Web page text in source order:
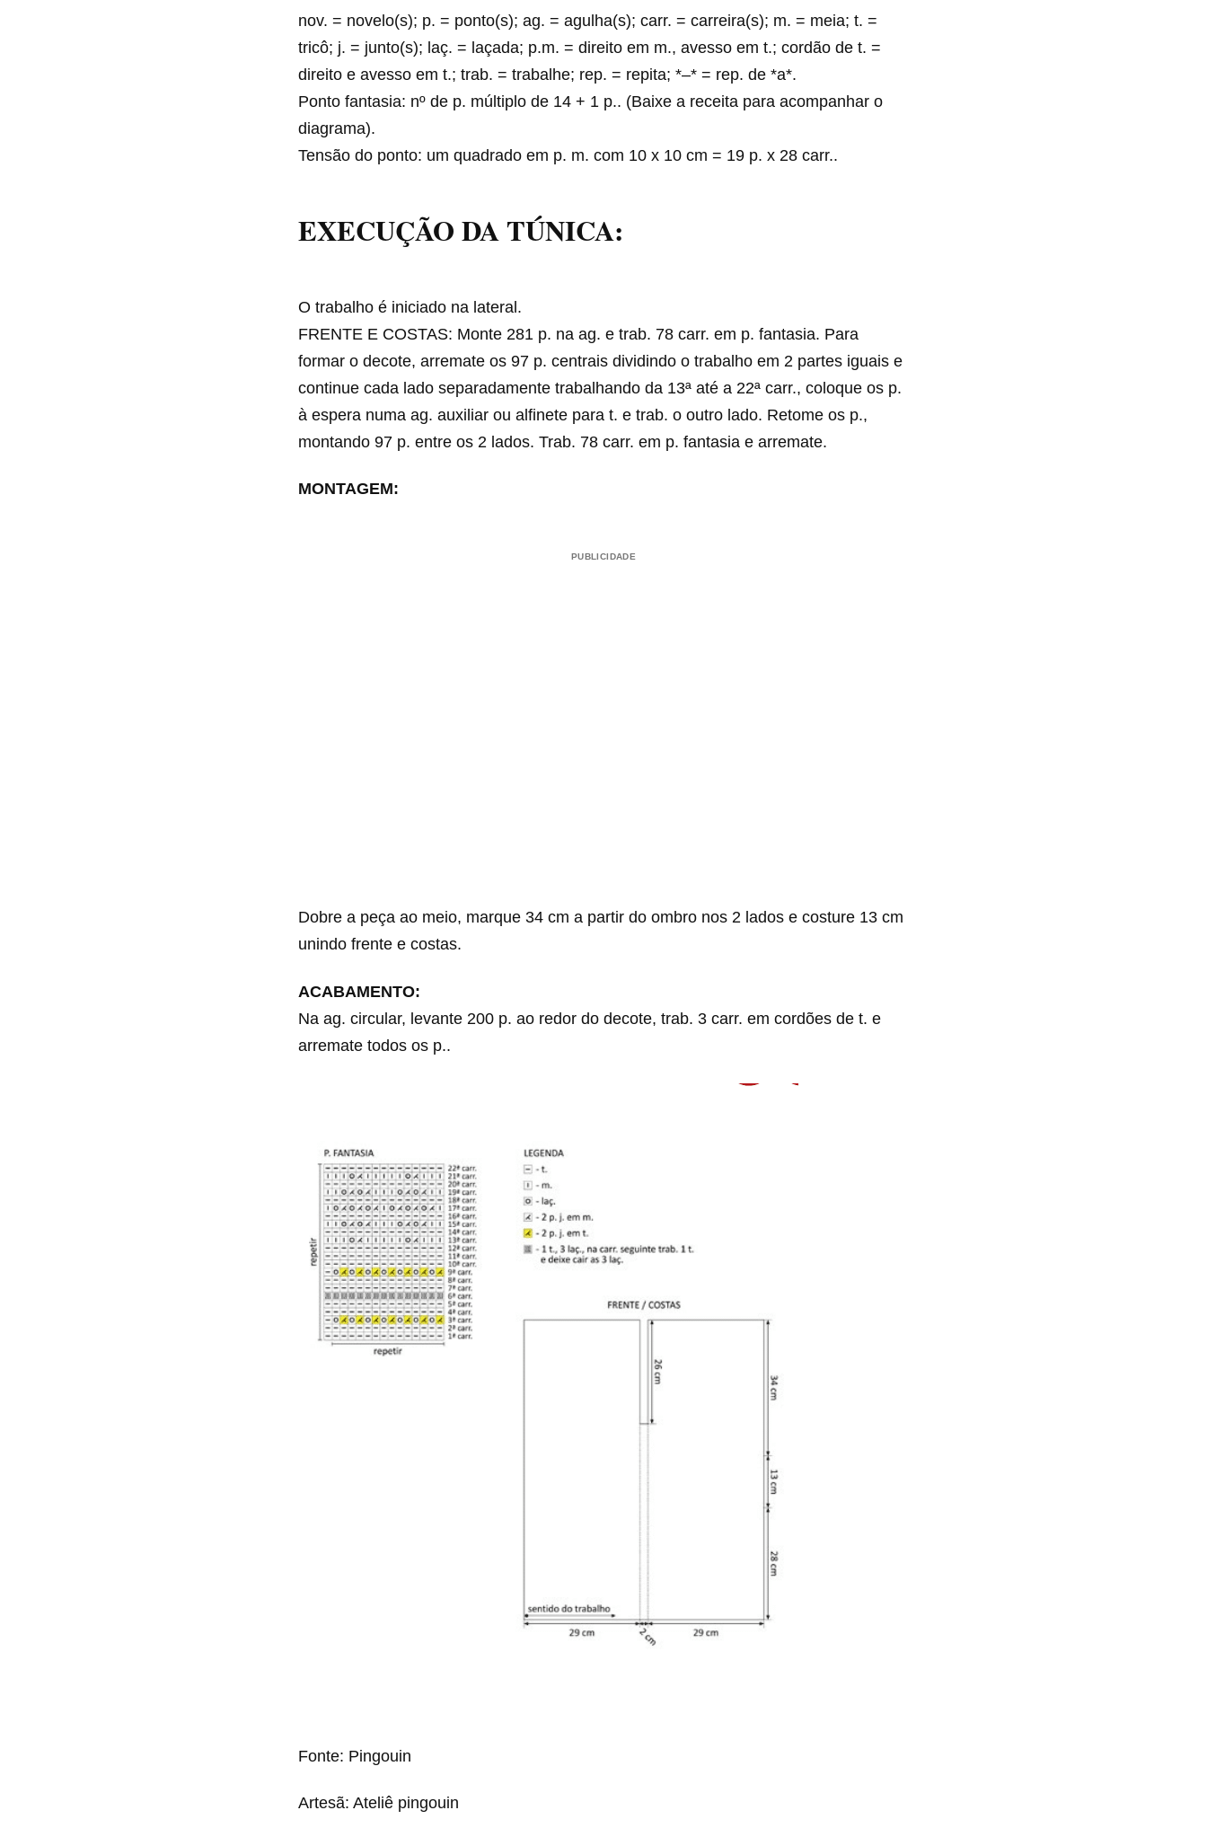
nov. = novelo(s); p. = ponto(s); ag. = agulha(s); carr. = carreira(s); m. = meia; t. =
tricô; j. = junto(s); laç. = laçada; p.m. = direito em m., avesso em t.; cordão de t. =
direito e avesso em t.; trab. = trabalhe; rep. = repita; *–* = rep. de *a*.
Ponto fantasia: nº de p. múltiplo de 14 + 1 p.. (Baixe a receita para acompanhar o
diagrama).
Tensão do ponto: um quadrado em p. m. com 10 x 10 cm = 19 p. x 28 carr..
EXECUÇÃODA TÚNICA:
O trabalho é iniciado na lateral.
FRENTE E COSTAS: Monte 281 p. na ag. e trab. 78 carr. em p. fantasia. Para
formar o decote, arremate os 97 p. centrais dividindo o trabalho em 2 partes iguais e
continue cada lado separadamente trabalhando da 13ª até a 22ª carr., coloque os p.
à espera numa ag. auxiliar ou alfinete para t. e trab. o outro lado. Retome os p.,
montando 97 p. entre os 2 lados. Trab. 78 carr. em p. fantasia e arremate.
MONTAGEM:
PUBLICIDADE
Dobre a peça ao meio, marque 34 cm a partir do ombro nos 2 lados e costure 13 cm
unindo frente e costas.
ACABAMENTO:
Na ag. circular, levante 200 p. ao redor do decote, trab. 3 carr. em cordões de t. e
arremate todos os p..
Fonte: Pingouin
Artesã: Ateliê pingouin